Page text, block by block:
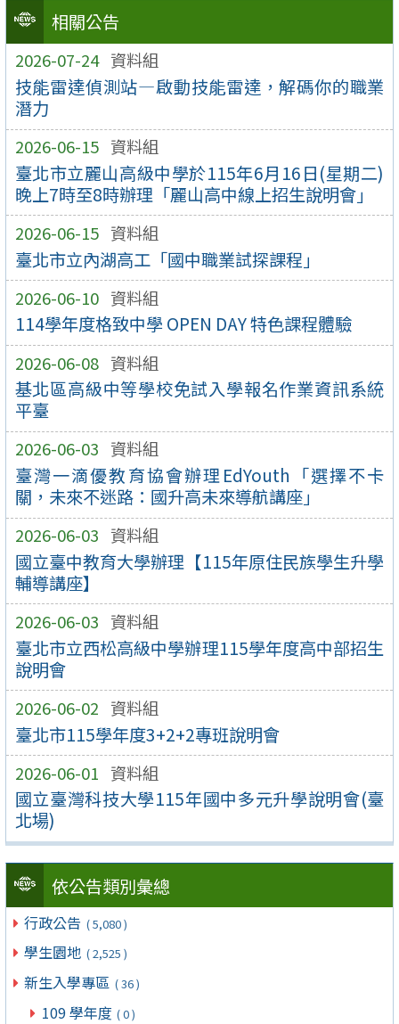
相關公告
2026-07-24 資料組
技能雷達偵測站—啟動技能雷達，解碼你的職業
潛力
2026-06-15 資料組
臺北市立麗山高級中學於115年6月16日(星期二)
晚上7時至8時辦理「麗山高中線上招生說明會」
2026-06-15 資料組
臺北市立內湖高工「國中職業試探課程」
2026-06-10 資料組
114學年度格致中學 OPEN DAY 特色課程體驗
2026-06-08 資料組
基北區高級中等學校免試入學報名作業資訊系統
平臺
2026-06-03 資料組
臺灣一滴優教育協會辦理EdYouth「選擇不卡
關，未來不迷路：國升高未來導航講座」
2026-06-03 資料組
國立臺中教育大學辦理【115年原住民族學生升學
輔導講座】
2026-06-03 資料組
臺北市立西松高級中學辦理115學年度高中部招生
說明會
2026-06-02 資料組
臺北市115學年度3+2+2專班說明會
2026-06-01 資料組
國立臺灣科技大學115年國中多元升學說明會(臺
北場)
依公告類別彙總
行政公告 ( 5,080 )
學生園地 ( 2,525 )
新生入學專區 ( 36 )
109 學年度 ( 0 )